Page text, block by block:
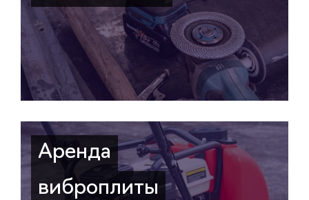
Аренда
виброплиты